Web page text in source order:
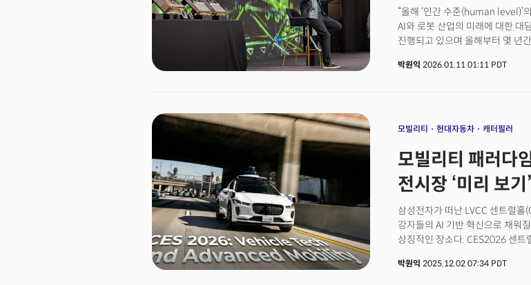
“올해 ‘인간 수준(human level)’
AI와 로봇 산업의 미래에 대한 대
진행되고 있으며 올해부터 몇 년
회의론을 일축했다. 1월 6일(현
먼저 해결되고 대근육 운동과 물
로봇이 매우 빠른 추론을 할 수
수도 있으므로 과거와는 다른 성
일부처럼 느끼게 된다. 마치 자신
것)가 될 수 있다. AI 모델이 완벽
걸 보게 될 것”이라고 했다. 👉젠
가지 이유
박원익 2026.01.11 01:11 PDT
모빌리티 현대자동차 캐터필러
모빌리티 패러다
전시장 ‘미리 보
삼성전자가 떠난 LVCC 센트럴
강자들의 AI 기반 혁신으로 채워
상징적인 장소다. CES2026 센트
박원익 2025.12.02 07:34 PDT